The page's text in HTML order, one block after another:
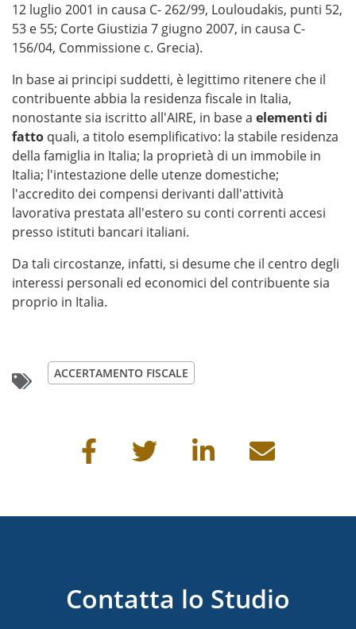
12 luglio 2001 in causa C- 262/99, Louloudakis, punti 52,
53 e 55; Corte Giustizia 7 giugno 2007, in causa C-
156/04, Commissione c. Grecia).
In base ai principi suddetti, è legittimo ritenere che il
contribuente abbia la residenza fiscale in Italia,
nonostante sia iscritto all'AIRE, in base a elementi di
fatto quali, a titolo esemplificativo: la stabile residenza
della famiglia in Italia; la proprietà di un immobile in
Italia; l'intestazione delle utenze domestiche;
l'accredito dei compensi derivanti dall'attività
lavorativa prestata all'estero su conti correnti accesi
presso istituti bancari italiani.
Da tali circostanze, infatti, si desume che il centro degli
interessi personali ed economici del contribuente sia
proprio in Italia.
ACCERTAMENTO FISCALE
Condividi questa pagina
Contatta lo Studio